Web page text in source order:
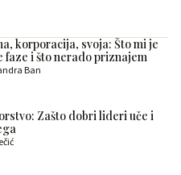
korporacija, svoja: Što mi je
faze i što nerado priznajem
Ban
Zašto dobri lideri uče i